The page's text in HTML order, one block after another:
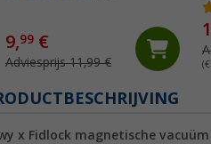
9,99 €
Adviesprijs 11,99 €
x Fidlock magnetische